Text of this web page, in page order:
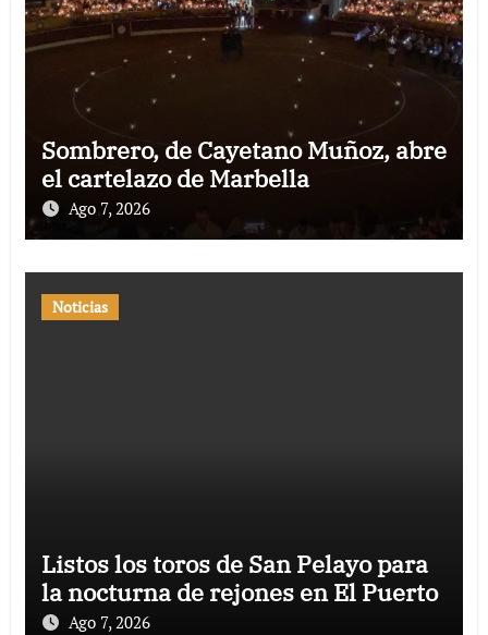
Sombrero, de Cayetano Muñoz, abre
el cartelazo de Marbella
Ago 7, 2026
Noticias
Listos los toros de San Pelayo para
la nocturna de rejones en El Puerto
Ago 7, 2026